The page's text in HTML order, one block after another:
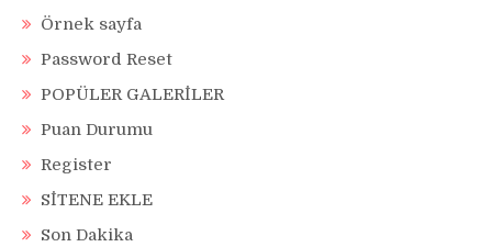
Örnek sayfa
Password Reset
POPÜLER GALERİLER
Puan Durumu
Register
SİTENE EKLE
Son Dakika